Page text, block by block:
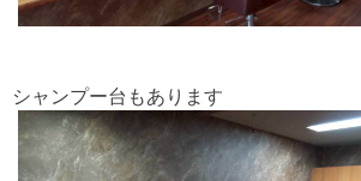
シャンプー台もあります